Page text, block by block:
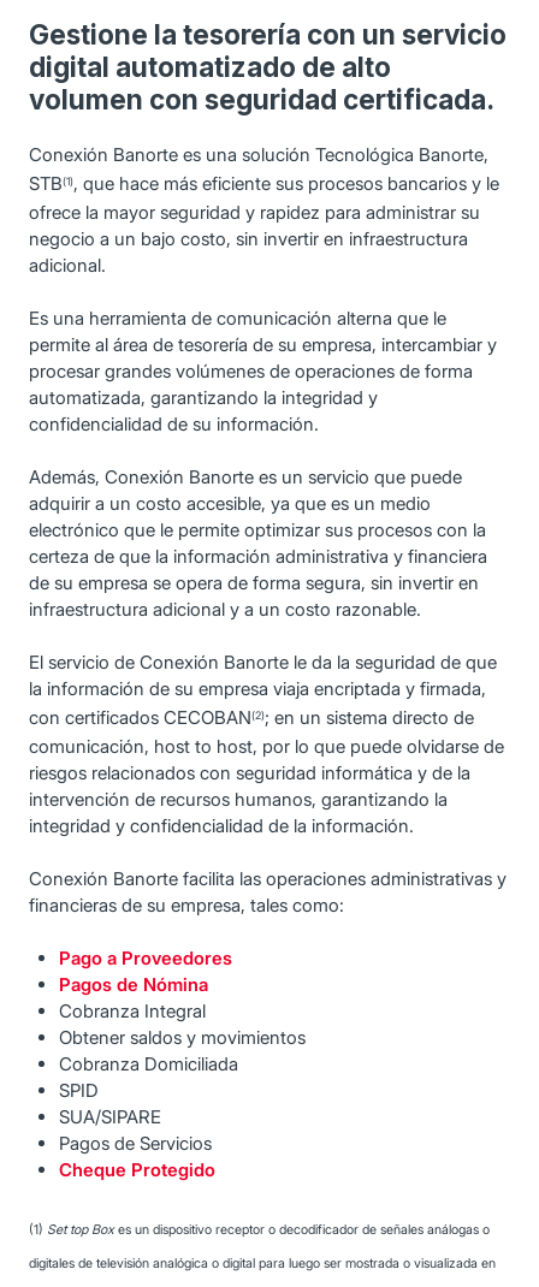
Gestione la tesorería con un servicio
digital automatizado de alto
volumen con seguridad certificada.
Conexión Banorte es una solución Tecnológica Banorte,
STB(1), que hace más eficiente sus procesos bancarios y le
ofrece la mayor seguridad y rapidez para administrar su
negocio a un bajo costo, sin invertir en infraestructura
adicional.
Es una herramienta de comunicación alterna que le
permite al área de tesorería de su empresa, intercambiar y
procesar grandes volúmenes de operaciones de forma
automatizada, garantizando la integridad y
confidencialidad de su información.
Además, Conexión Banorte es un servicio que puede
adquirir a un costo accesible, ya que es un medio
electrónico que le permite optimizar sus procesos con la
certeza de que la información administrativa y financiera
de su empresa se opera de forma segura, sin invertir en
infraestructura adicional y a un costo razonable.
El servicio de Conexión Banorte le da la seguridad de que
la información de su empresa viaja encriptada y firmada,
con certificados CECOBAN(2); en un sistema directo de
comunicación, host to host, por lo que puede olvidarse de
riesgos relacionados con seguridad informática y de la
intervención de recursos humanos, garantizando la
integridad y confidencialidad de la información.
Conexión Banorte facilita las operaciones administrativas y
financieras de su empresa, tales como:
Pago a Proveedores
Pagos de Nómina
Cobranza Integral
Obtener saldos y movimientos
Cobranza Domiciliada
SPID
SUA/SIPARE
Pagos de Servicios
Cheque Protegido
(1) Set top Boxes un dispositivo receptor o decodificador de señales análogas o
digitales de televisión analógica o digital para luego ser mostrada o visualizada en